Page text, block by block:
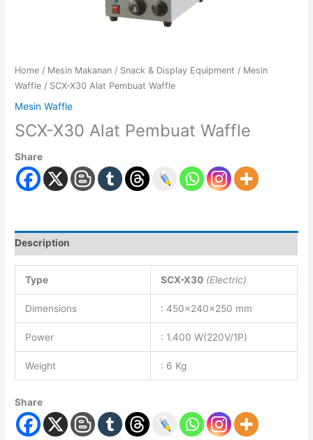
Home / Mesin Makanan / Snack & Display Equipment / Mesin
Waffle / SCX-X30 Alat Pembuat Waffle
Mesin Waffle
SCX-X30 Alat Pembuat Waffle
Share
Description
Type SCX-X30(Electric)
Dimensions : 450x240x250 mm
Power : 1.400 W(220V/1P)
Weight : 6 Kg
Share